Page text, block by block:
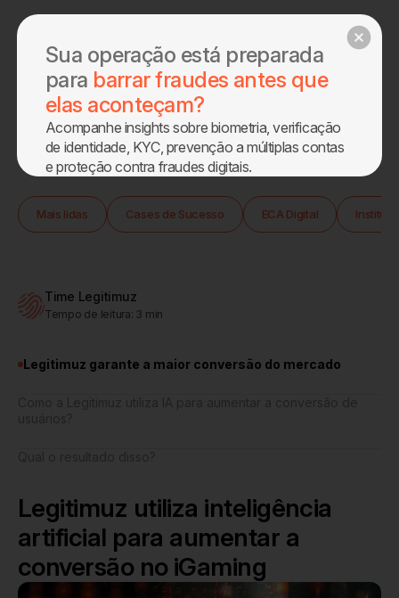
Agendar demo
Home
Sobre
Blog
Blog
Mais lidas Cases de Sucesso ECA Digital
Time Legitimuz
Tempo de leitura: 3 min
Legitimuz garante a maior conversão do mercado
Legitimuz utiliza inteligência
artificial para aumentar a
conversão no iGaming
Sua operação está preparada
para barrar fraudes antes que
elas aconteçam?
Acompanhe insights sobre biometria, verificação
de identidade, KYC, prevenção a múltiplas contas
e proteção contra fraudes digitais.